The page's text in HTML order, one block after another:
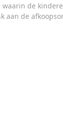
de
aan de